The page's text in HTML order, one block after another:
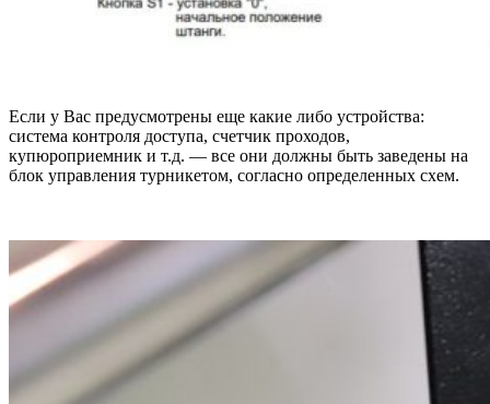
Если у Вас предусмотрены еще какие либо устройства:
система контроля доступа, счетчик проходов,
купюроприемник и т.д. — все они должны быть заведены на
блок управления турникетом, согласно определенных схем.